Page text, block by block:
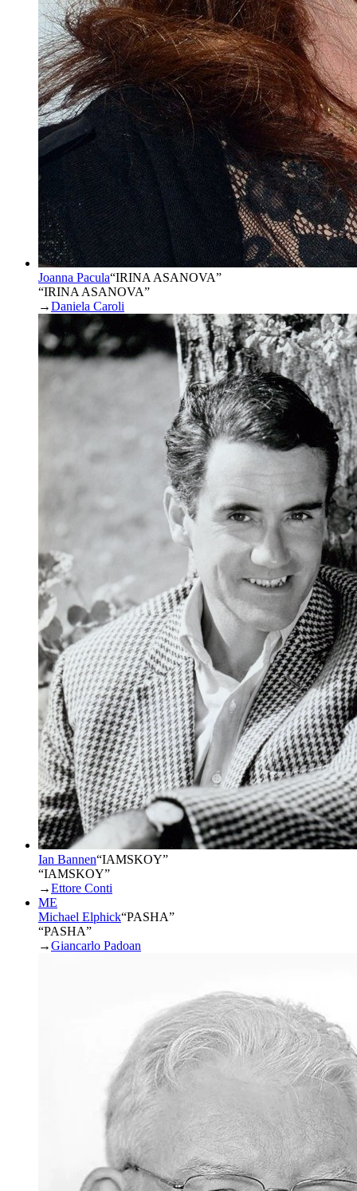
Joanna Pacula“IRINA ASANOVA”
“IRINA ASANOVA”
→Daniela Caroli
Ian Bannen“IAMSKOY”
“IAMSKOY”
→Ettore Conti
ME
Michael Elphick“PASHA”
“PASHA”
→Giancarlo Padoan